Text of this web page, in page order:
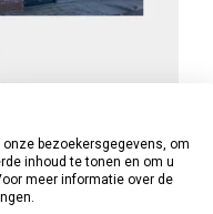
bezoekersgegevens, om
inhoud te tonen en om u
meer informatie over de